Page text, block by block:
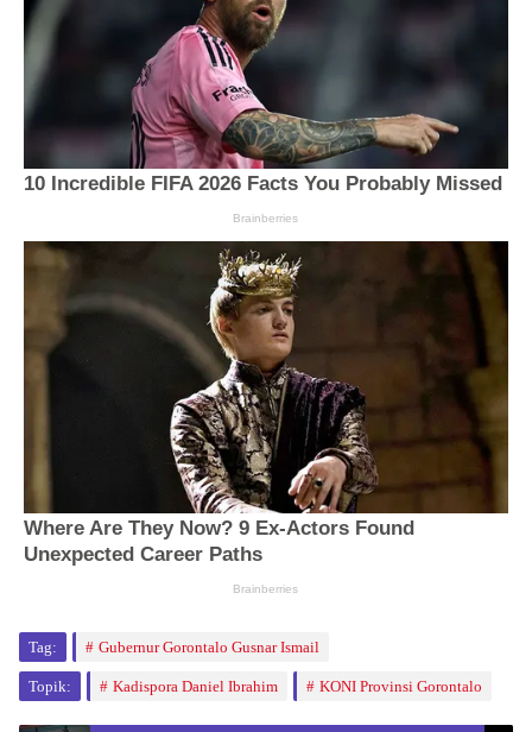
Tag: Gubernur Gorontalo Gusnar Ismail
Topik: Kadispora Daniel Ibrahim KONI Provinsi Gorontalo